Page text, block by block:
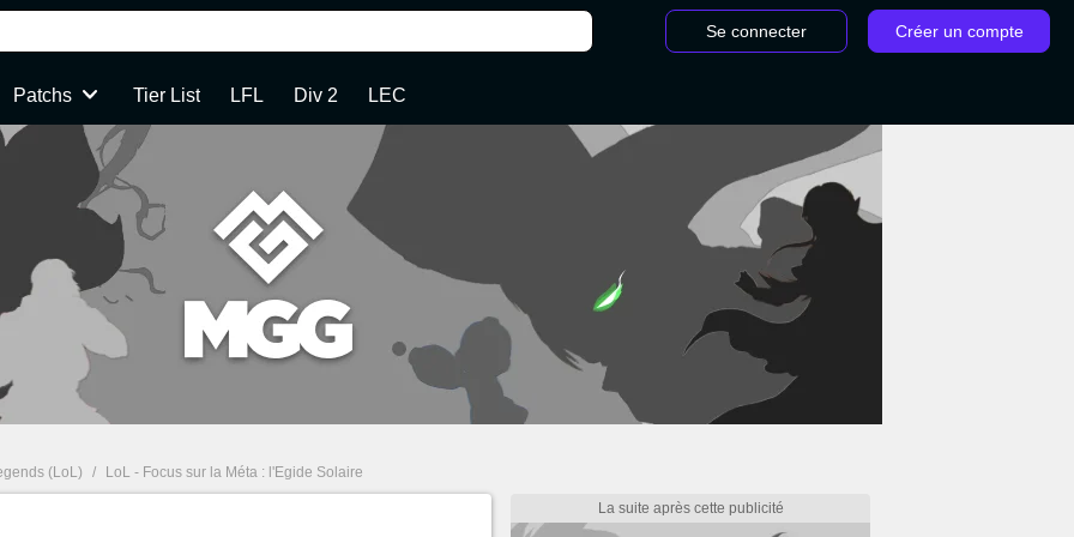
Se connecter Créer un compte
Patchs Tier List LFL Div 2 LEC
(LoL) / LoL - Focus sur la Méta : l'Egide Solaire